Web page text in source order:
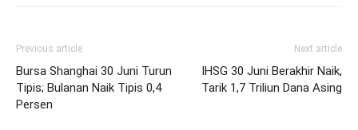
Previous article
Bursa Shanghai 30 Juni Turun
Tipis; Bulanan Naik Tipis 0,4
Persen
Next article
IHSG 30 Juni Berakhir Naik,
Tarik 1,7 Triliun Dana Asing